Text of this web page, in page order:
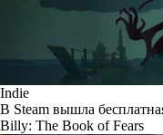
Indie
В Steam вышла
Billy: The Book of Fears